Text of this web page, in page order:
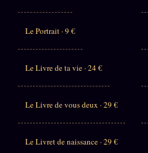
Le Portrait · 9 €
Le Livre de ta vie · 24 €
Le Livre de vous deux · 29 €
Le Livret de naissance · 29 €